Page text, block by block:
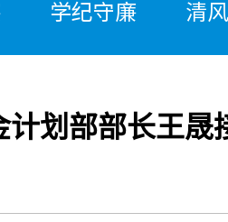
学纪守廉 清
划部部长王晟